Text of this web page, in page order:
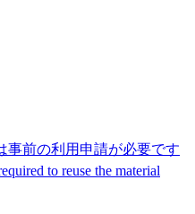
事前の利用申請が必要です
to reuse the material